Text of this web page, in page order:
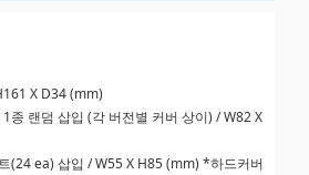
X D34 (mm)
종 랜덤 삽입 (각 버전별 커버 상이) / W82 X
(24 ea) 삽입 / W55 X H85 (mm) *하드커버